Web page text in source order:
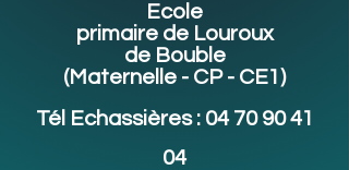
Ecole
primaire de Louroux
de Bouble
(Maternelle - CP - CE1)
Tél Echassières : 04 70 90 41
04